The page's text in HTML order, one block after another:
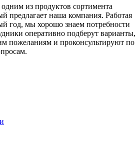
одним из продуктов сортимента
предлагает наша компания. Работая
год, мы хорошо знаем потребности
оперативно подберут варианты,
пожеланиям и проконсультируют по